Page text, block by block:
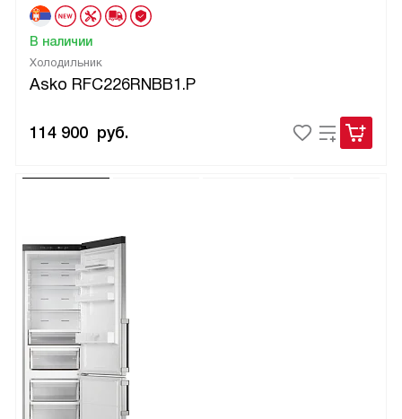
Холодильник
Asko RFC226RNBB1.P
В наличии
114 900 руб.